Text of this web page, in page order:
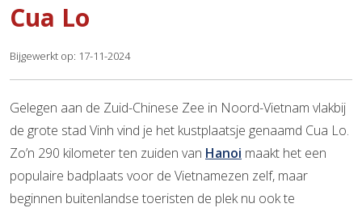
Cua Lo
Bijgewerkt op: 17-11-2024
Gelegen aan de Zuid-Chinese Zee in Noord-Vietnam vlakbij
de grote stad Vinh vind je het kustplaatsje genaamd Cua Lo.
Zo’n 290 kilometer ten zuiden van Hanoi maakt het een
populaire badplaats voor de Vietnamezen zelf, maar
beginnen buitenlandse toeristen de plek nu ook te